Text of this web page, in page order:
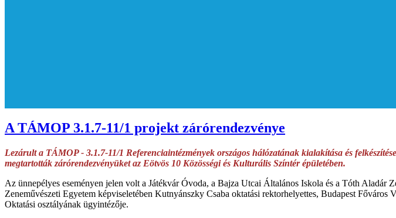
A TÁMOP 3.1.7-11/1 projekt zárórendezvénye
Lezárult a TÁMOP - 3.1.7-11/1 Referenciaintézmények országos hálózatának kialakítása és
megtartották zárórendezvényüket az Eötvös 10 Közösségi és Kulturális Színtér épületében.
Az ünnepélyes eseményen jelen volt a Játékvár Óvoda, a Bajza Utcai Általános Iskola és a Tóth Aladár
Zeneművészeti Egyetem képviseletében Kutnyánszky Csaba oktatási rektorhelyettes, Budapest
Oktatási osztályának ügyintézője.